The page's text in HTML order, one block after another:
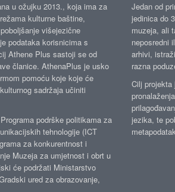
u ožujku 2013., koja ima za
kulturne baštine,
višejezične
podataka korisnicima s
Athene Plus sastoji se od
članice. AthenaPlus je usko
pomoću koje koje će
sadržaja učiniti
podrške politikama za
tehnologije (ICT
za konkurentnost i
Muzeja za umjetnost i obrt u
će podržati Ministarstvo
ured za obrazovanje,
Jedan od
jedinica do
muzeja, ali
neposredni
arhivi,
razna
Cilj projekta
jezika, te